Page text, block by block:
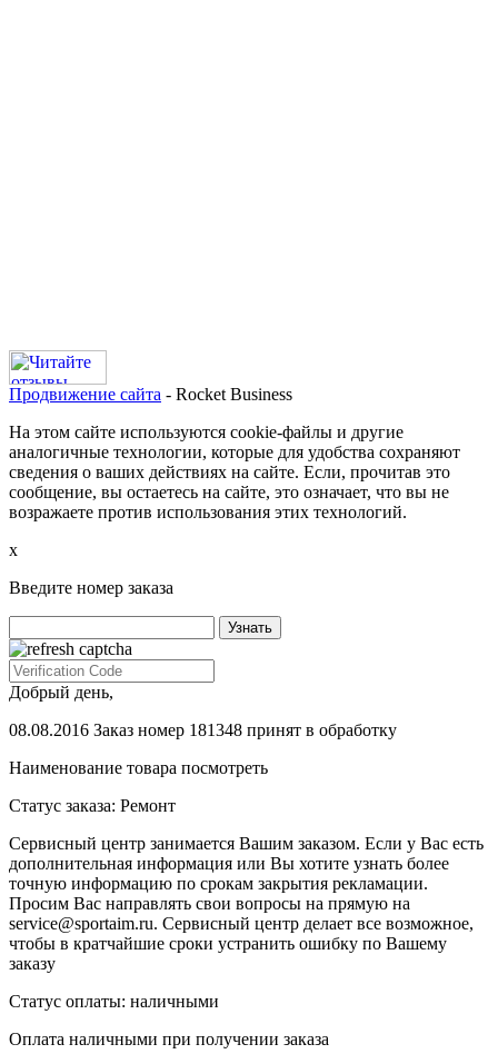
Продвижение сайта - Rocket Business
На этом сайте используются cookie-файлы и другие
аналогичные технологии, которые для удобства сохраняют
сведения о ваших действиях на сайте. Если, прочитав это
сообщение, вы остаетесь на сайте, это означает, что вы не
возражаете против использования этих технологий.
х
Введите номер заказа
Добрый день,
08.08.2016 Заказ номер 181348 принят в обработку
Наименование товара посмотреть
Статус заказа: Ремонт
Сервисный центр занимается Вашим заказом. Если у Вас есть
дополнительная информация или Вы хотите узнать более
точную информацию по срокам закрытия рекламации.
Просим Вас направлять свои вопросы на прямую на
service@sportaim.ru. Сервисный центр делает все возможное,
чтобы в кратчайшие сроки устранить ошибку по Вашему
заказу
Статус оплаты: наличными
Оплата наличными при получении заказа